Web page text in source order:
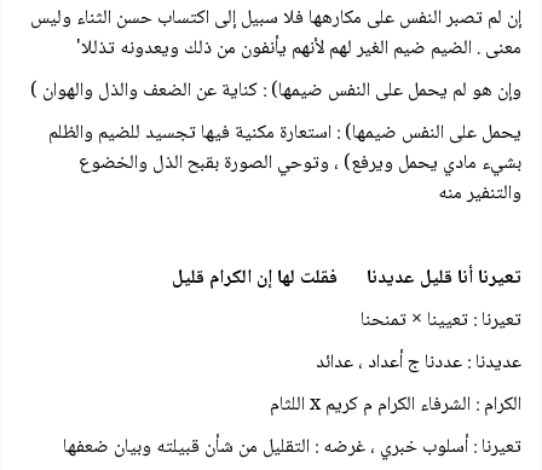
إن لم تصبر النفس على مكارهها فلا سبيل إلى اكتساب حسن الثناء وليس
معنی . الضيم ضيم الغير لهم لأنهم يأنفون من ذلك ويعدونه تذللا'
وإن هو لم يحمل على النفس ضيمها) : كناية عن الضعف والذل والهوان )
يحمل على النفس ضيمها) : استعارة مكنية فيها تجسيد للضيم والظلم
بشيء مادي يحمل ويرفع) ، وتوحي الصورة بقبح الذل والخضوع
والتنفير منه
تعيرنا أنا قليل عديدنا فقلت لها إن الكرام قليل
تعيرنا : تعيينا × تمنحنا
عديدنا : عددنا ج أعداد ، عدائد
الكرام : الشرفاء الكرام م كريم x اللثام
تعيرنا : أسلوب خبري ، غرضه : التقليل من شأن قبيلته وبيان ضعفها